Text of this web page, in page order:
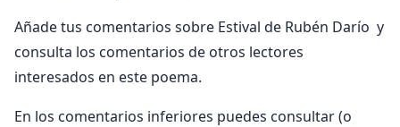
Añade tus comentarios sobre Estival de Rubén Darío y
consulta los comentarios de otros lectores
interesados en este poema.
En los comentarios inferiores puedes consultar (o